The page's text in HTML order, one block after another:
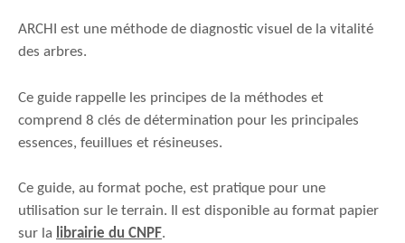
ARCHI est une méthode de diagnostic visuel de la vitalité
des arbres.
Ce guide rappelle les principes de la méthodes et
comprend 8 clés de détermination pour les principales
essences, feuillues et résineuses.
Ce guide, au format poche, est pratique pour une
utilisation sur le terrain. Il est disponible au format papier
sur la librairie du CNPF.